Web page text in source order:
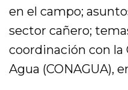
en el campo;
sector cañero;
coordinación con la
Agua (CONAGUA),